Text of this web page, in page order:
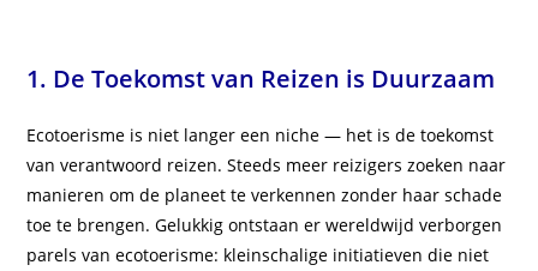
1. De Toekomst van Reizen is Duurzaam
Ecotoerisme is niet langer een niche — het is de toekomst
van verantwoord reizen. Steeds meer reizigers zoeken naar
manieren om de planeet te verkennen zonder haar schade
toe te brengen. Gelukkig ontstaan er wereldwijd verborgen
parels van ecotoerisme: kleinschalige initiatieven die niet